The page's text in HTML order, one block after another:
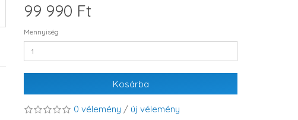
99 990 Ft
Mennyiség
Kosárba
0 vélemény / új vélemény